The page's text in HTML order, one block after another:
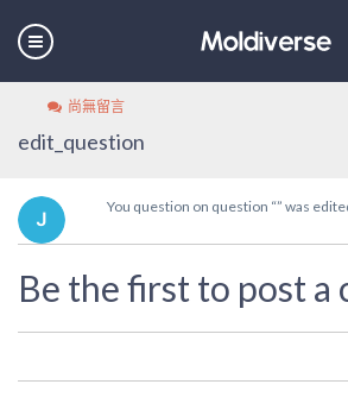
尚無留言
edit_question
You question on question “” was
Be the first to post a